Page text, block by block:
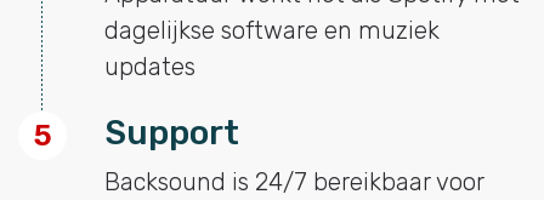
dagelijkse software en muziek
updates
5 Support
Backsound is 24/7 bereikbaar voor